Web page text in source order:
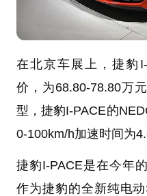
在北京车展上，捷豹
价，为68.80-78.80万
型，捷豹I-PACE的
0-100km/h加速时间为
捷豹I-PACE是在今年
作为捷豹的全新纯电